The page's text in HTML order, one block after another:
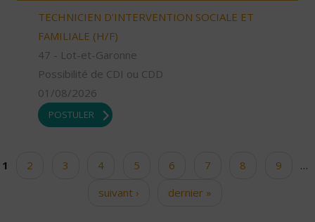
TECHNICIEN D’INTERVENTION SOCIALE ET
FAMILIALE (H/F)
47 - Lot-et-Garonne
Possibilité de CDI ou CDD
01/08/2026
POSTULER
Pages
1 2 3 4 5 6 7 8 9
…
suivant ›
dernier »